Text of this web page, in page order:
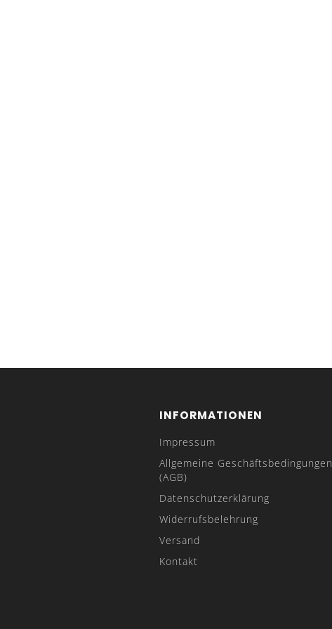
INFORMATIONEN
Impressum
Allgemeine Geschäftsbedingungen
(AGB)
Datenschutzerklärung
Widerrufsbelehrung
Versand
Kontakt